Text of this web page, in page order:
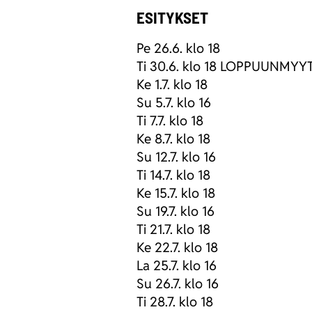
ESITYKSET
Pe 26.6. klo 18
Ti 30.6. klo 18
Ke 1.7. klo 18
Su 5.7. klo 16
Ti 7.7. klo 18
Ke 8.7. klo 18
Su 12.7. klo 16
Ti 14.7. klo 18
Ke 15.7. klo 18
Su 19.7. klo 16
Ti 21.7. klo 18
Ke 22.7. klo 18
La 25.7. klo 16
Su 26.7. klo 16
Ti 28.7. klo 18